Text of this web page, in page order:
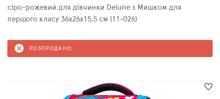
сіро-рожевий для дівчинки Delune з Мишком для
першого класу 36х26х15,5 см (11-026)
РОЗПРОДАНО